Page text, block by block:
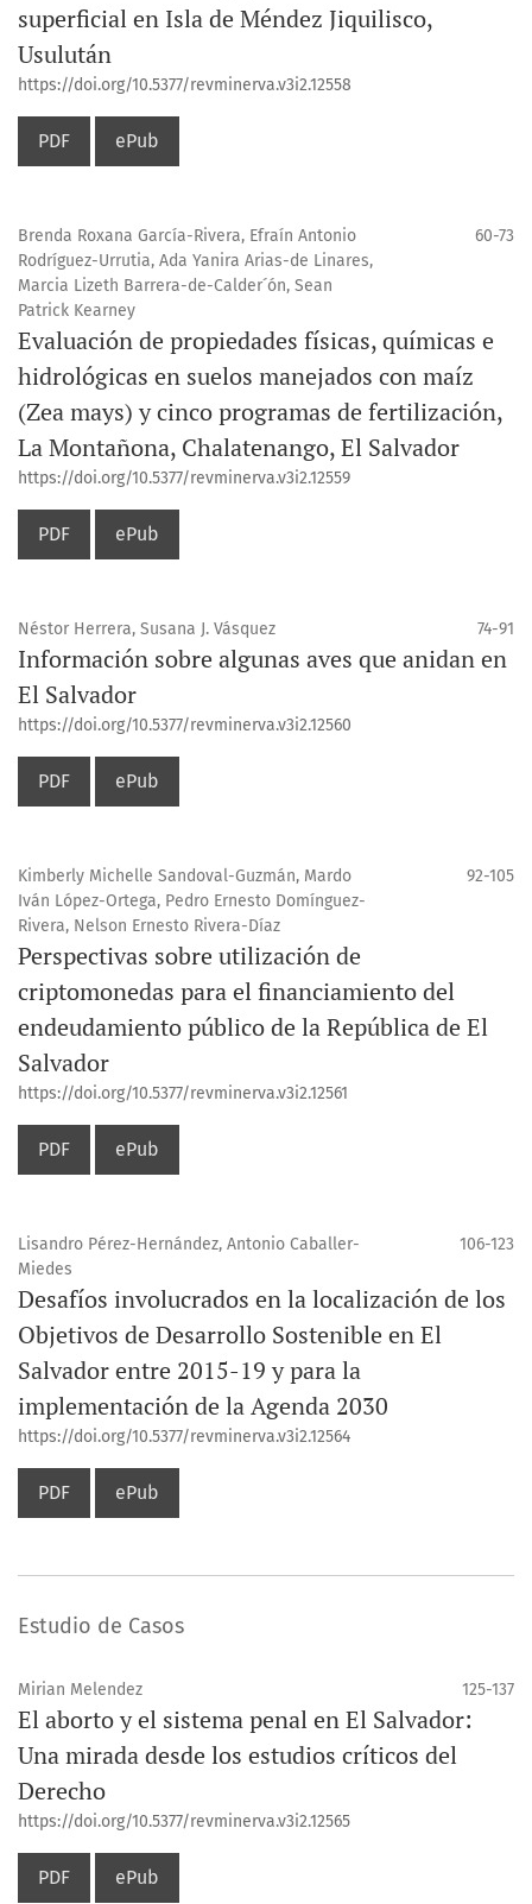
superficial en Isla de Méndez Jiquilisco,
Usulután
https://doi.org/10.5377/revminerva.v3i2.12558
PDF ePub
Brenda Roxana García-Rivera, Efraín Antonio
Rodríguez-Urrutia, Ada Yanira Arias-de Linares,
Marcia Lizeth Barrera-de-Calder´ón, Sean
Patrick Kearney
60-73
Evaluación de propiedades físicas, químicas e
hidrológicas en suelos manejados con maíz
(Zea mays) y cinco programas de fertilización,
La Montañona, Chalatenango, El Salvador
https://doi.org/10.5377/revminerva.v3i2.12559
PDF ePub
Néstor Herrera, Susana J. Vásquez 74-91
Información sobre algunas aves que anidan en
El Salvador
https://doi.org/10.5377/revminerva.v3i2.12560
PDF ePub
Kimberly Michelle Sandoval-Guzmán, Mardo
Iván López-Ortega, Pedro Ernesto Domínguez-
Rivera, Nelson Ernesto Rivera-Díaz
92-105
Perspectivas sobre utilización de
criptomonedas para el financiamiento del
endeudamiento público de la República de El
Salvador
https://doi.org/10.5377/revminerva.v3i2.12561
PDF ePub
Lisandro Pérez-Hernández, Antonio Caballer-
Miedes
106-123
Desafíos involucrados en la localización de los
Objetivos de Desarrollo Sostenible en El
Salvador entre 2015-19 y para la
implementación de la Agenda 2030
https://doi.org/10.5377/revminerva.v3i2.12564
PDF ePub
Estudio de Casos
Mirian Melendez 125-137
El aborto y el sistema penal en El Salvador:
Una mirada desde los estudios críticos del
Derecho
https://doi.org/10.5377/revminerva.v3i2.12565
PDF ePub